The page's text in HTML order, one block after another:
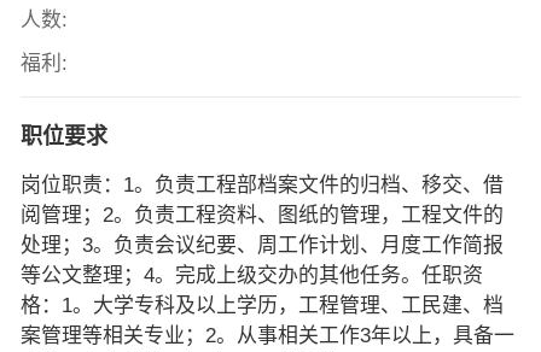
人数:
福利:
职位要求
岗位职责：1。负责工程部档案文件的归档、移交、借
阅管理；2。负责工程资料、图纸的管理，工程文件的
处理；3。负责会议纪要、周工作计划、月度工作简报
等公文整理；4。完成上级交办的其他任务。任职资
格：1。大学专科及以上学历，工程管理、工民建、档
案管理等相关专业；2。从事相关工作3年以上，具备一